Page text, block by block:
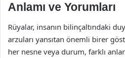
Anlamı ve Yorumları
Rüyalar, insanın bilinçaltındaki
arzuları yansıtan önemli birer
her nesne veya durum, farklı